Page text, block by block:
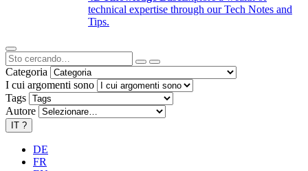
technical expertise through our Tech Notes and
Tips.
Categoria
I cui argomenti sono
Tags
Autore
IT ?
DE
FR